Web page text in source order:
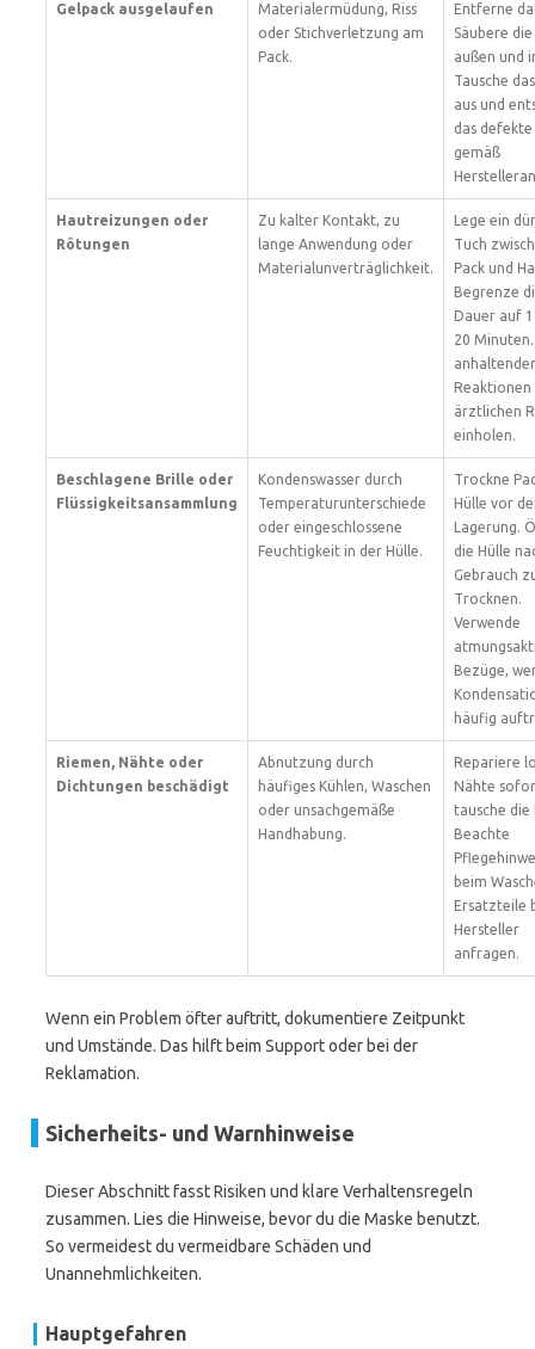
Gelpack ausgelaufen
Materialermüdung, Riss
oder Stichverletzung am
Pack.
Entferne
Säubere
außen und
Tausche
aus und
das defekte
gemäß
Hautreizungen oder
Rötungen
Zu kalter Kontakt, zu
lange Anwendung oder
Materialunverträglichkeit.
Lege ein
Tuch
Pack und
Begrenze
Dauer auf
20
Reaktionen
ärztlichen
einholen.
Beschlagene Brille oder
Flüssigkeitsansammlung
Kondenswasser durch
Temperaturunterschiede
oder eingeschlossene
Feuchtigkeit in der Hülle.
Trockne
Hülle vor
Lagerung.
die Hülle
Gebrauch
Trocknen.
Verwende
Bezüge,
häufig
Riemen, Nähte oder
Dichtungen beschädigt
Abnutzung durch
häufiges Kühlen, Waschen
oder unsachgemäße
Handhabung.
Repariere
Nähte
tausche die
Beachte
beim
Ersatzteile
Hersteller
anfragen.
Wenn ein Problem öfter auftritt, dokumentiere Zeitpunkt
und Umstände. Das hilft beim Support oder bei der
Reklamation.
Sicherheits- und Warnhinweise
Dieser Abschnitt fasst Risiken und klare Verhaltensregeln
zusammen. Lies die Hinweise, bevor du die Maske benutzt.
So vermeidest du vermeidbare Schäden und
Unannehmlichkeiten.
Hauptgefahren